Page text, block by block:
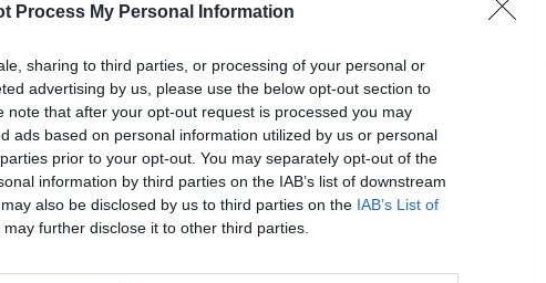
Process My Personal Information
sharing to third parties, or processing of your personal or
advertising by us, please use the below opt-out section to
note that after your opt-out request is processed you may
ads based on personal information utilized by us or personal
prior to your opt-out. You may separately opt-out of the
information by third parties on the IAB’s list of downstream
also be disclosed by us to third parties on the IAB’s List of
may further disclose it to other third parties.
07:47-
Breșă
perfect”
Criț, acolo